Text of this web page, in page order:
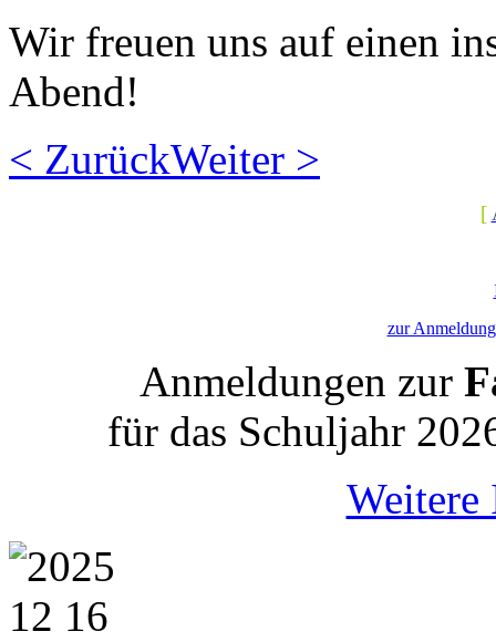
Wir freuen uns auf einen
Abend!
< ZurückWeiter >
[
zur
Anmeldungen zur
für das Schuljahr
Weitere